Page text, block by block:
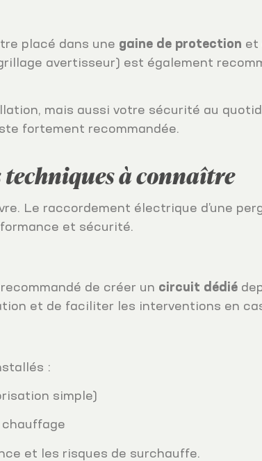
placé dans une gaine de protection et
avertisseur) est également
mais aussi votre sécurité au
fortement recommandée.
techniques à connaître
Le raccordement électrique d’une
et sécurité.
de créer un circuit dédié
et de faciliter les interventions en
:
simple)
chauffage
et les risques de surchauffe.